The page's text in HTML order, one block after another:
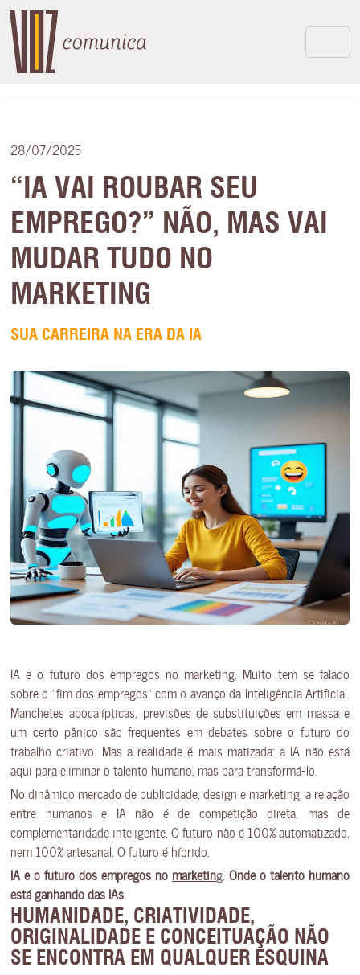
28/07/2025
“IA VAI ROUBAR SEU
EMPREGO?” NÃO, MAS VAI
MUDAR TUDO NO
MARKETING
SUA CARREIRA NA ERA DA IA
IA e o futuro dos empregos no marketing. Muito tem se falado
sobre o “fim dos empregos” com o avanço da Inteligência Artificial.
Manchetes apocalípticas, previsões de substituições em massa e
um certo pânico são frequentes em debates sobre o futuro do
trabalho criativo. Mas a realidade é mais matizada: a IA não está
aqui para eliminar o talento humano, mas para transformá-lo.
No dinâmico mercado de publicidade, design e marketing, a relação
entre humanos e IA não é de competição direta, mas de
complementaridade inteligente. O futuro não é 100% automatizado,
nem 100% artesanal. O futuro é híbrido.
IA e o futuro dos empregos no marketing Onde o talento humano
está ganhando das IAs
HUMANIDADE, CRIATIVIDADE,
ORIGINALIDADE E CONCEITUAÇÃO NÃO
SE ENCONTRA EM QUALQUER ESQUINA